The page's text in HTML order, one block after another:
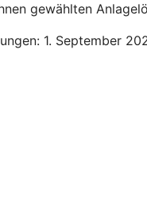
gewählten
1. September